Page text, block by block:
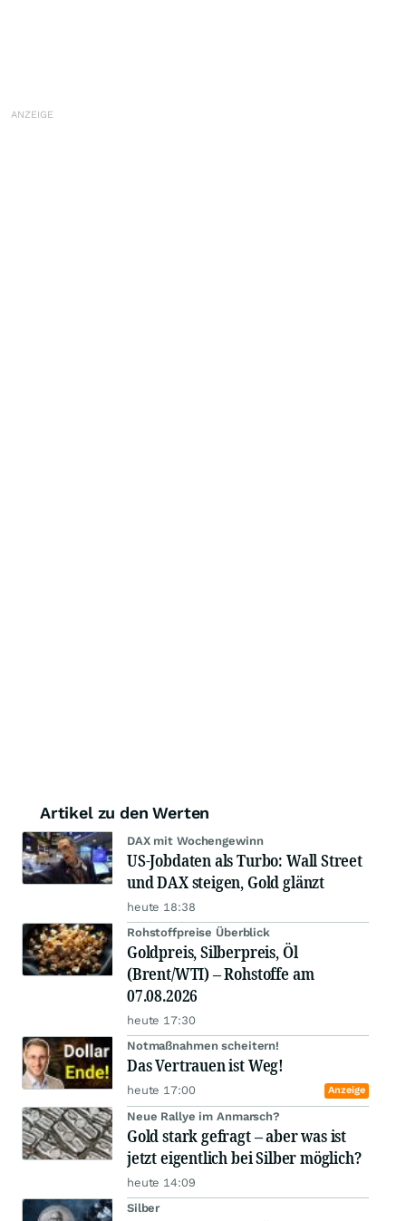
Artikel zu den Werten
DAX mit Wochengewinn
US-Jobdaten als Turbo: Wall Street
und DAX steigen, Gold glänzt
heute 18:38
Rohstoffpreise Überblick
Goldpreis, Silberpreis, Öl
(Brent/WTI) – Rohstoffe am
07.08.2026
heute 17:30
Notmaßnahmen scheitern!
Das Vertrauen ist Weg!
heute 17:00 Anzeige
Neue Rallye im Anmarsch?
Gold stark gefragt – aber was ist
jetzt eigentlich bei Silber möglich?
heute 14:09
Silber